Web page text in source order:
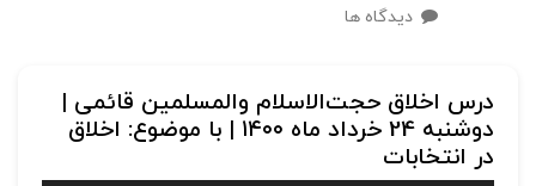
دیدگاه ها
درس اخلاق حجت‌الاسلام‌ والمسلمین قائمی |
دوشنبه 24 خرداد ماه ۱۴۰۰ | با موضوع: اخلاق
در انتخابات